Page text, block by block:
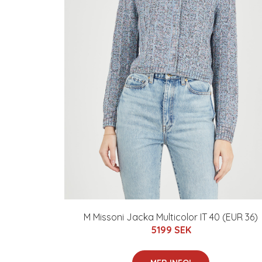
M Missoni Jacka Multicolor IT 40 (EUR 36)
5199 SEK